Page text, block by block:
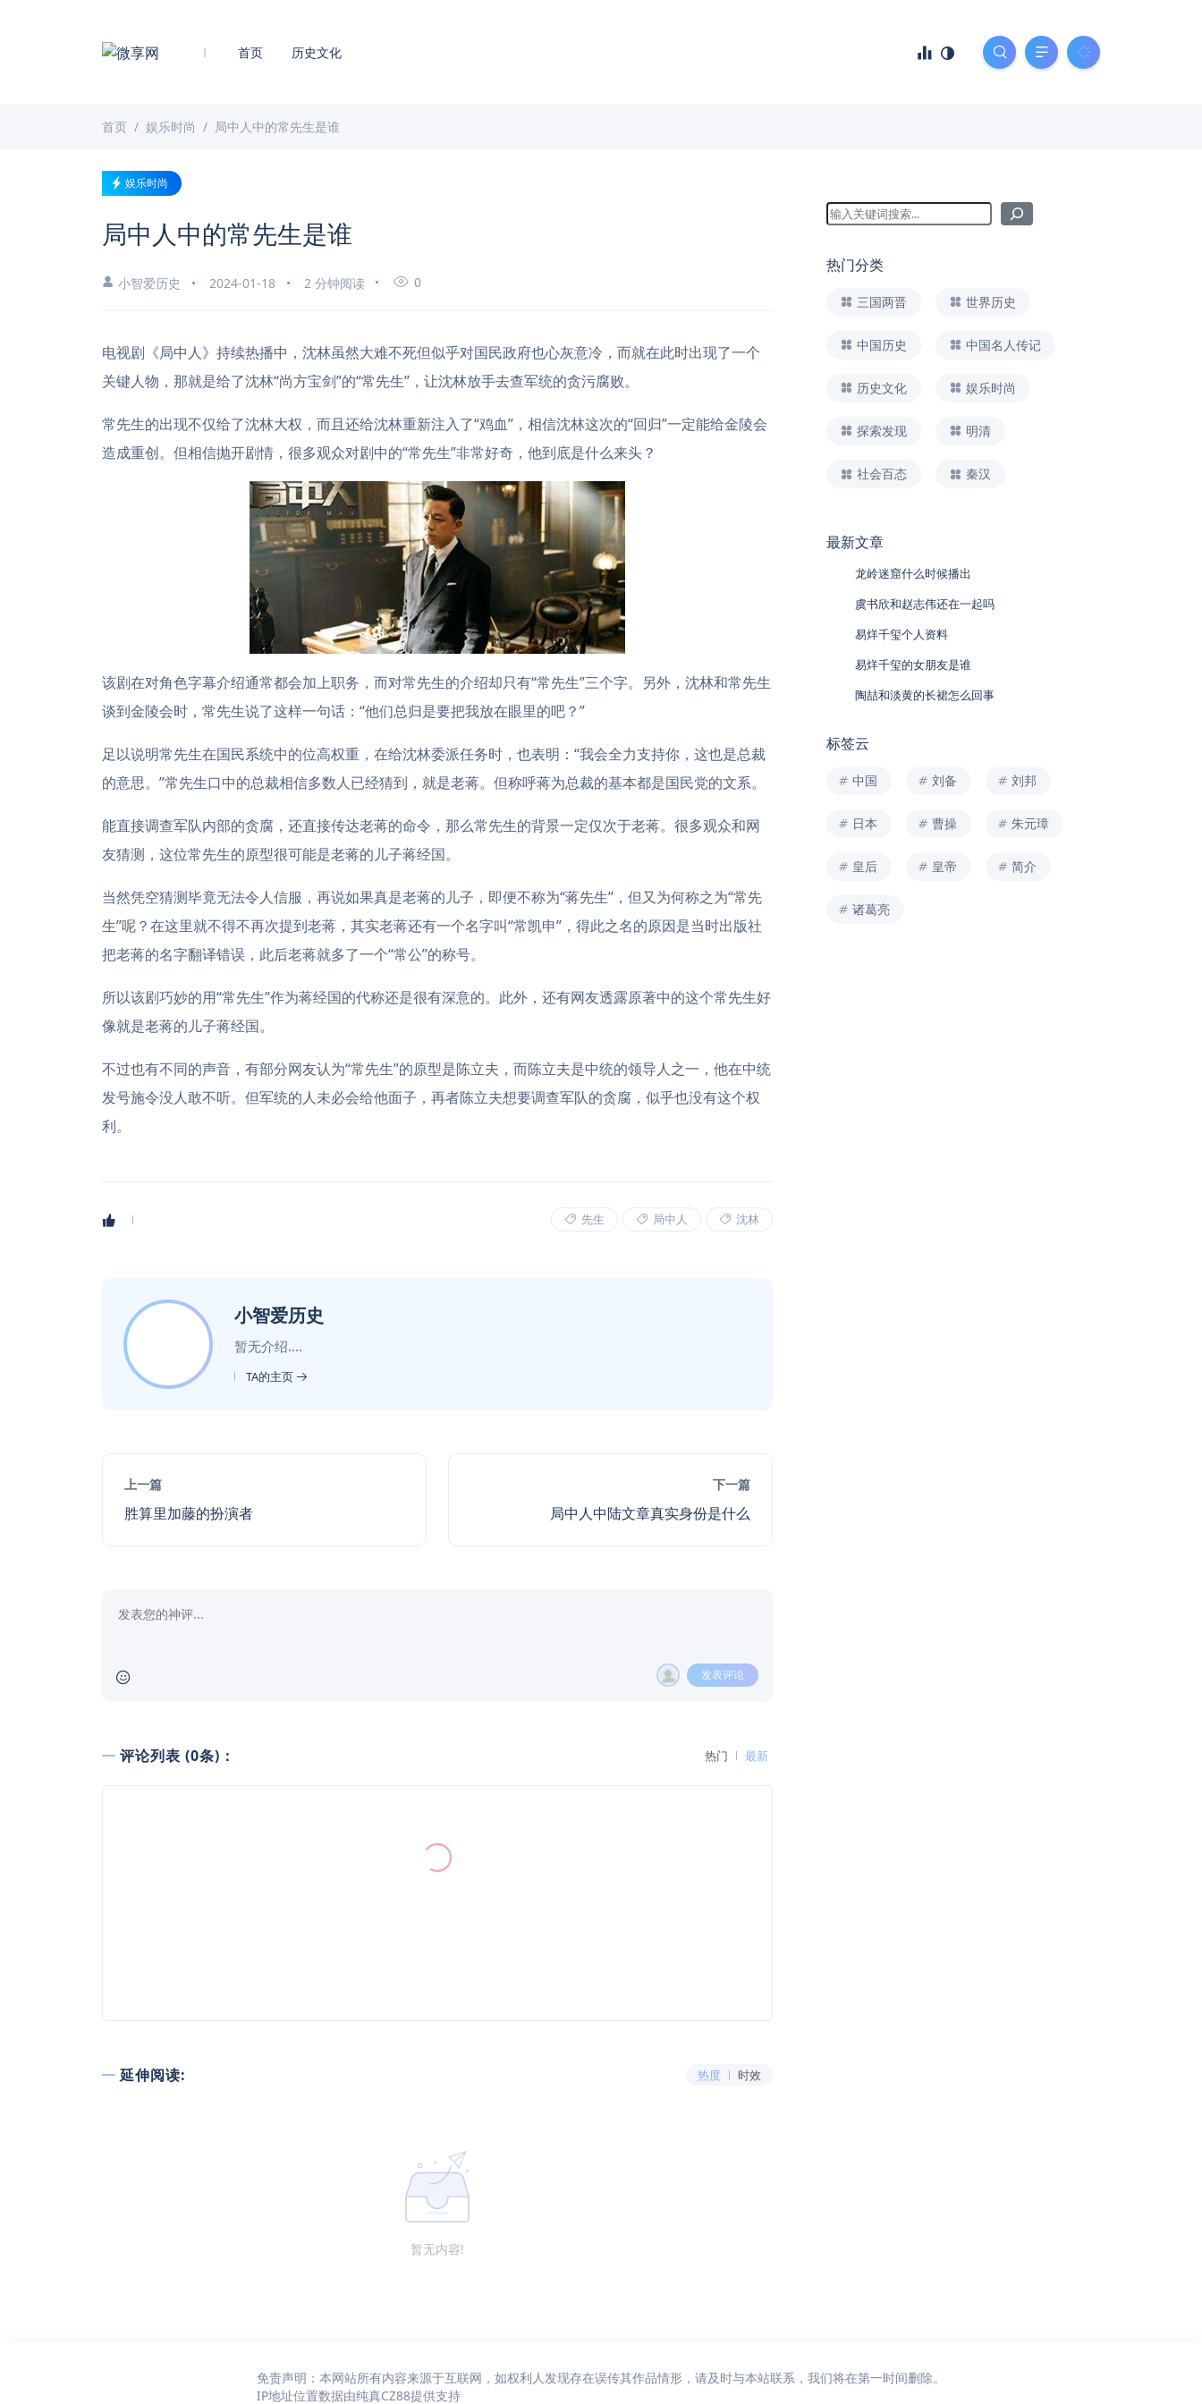
首页 历史文化
首页 娱乐时尚 局中人中的常先生是谁
娱乐时尚
局中人中的常先生是谁
小智爱历史 2024-01-18 2 分钟阅读 0
电视剧《局中人》持续热播中，沈林虽然大难不死但似乎对国民政府也心灰意冷，而就在此时出现了一个
关键人物，那就是给了沈林“尚方宝剑”的“常先生”，让沈林放手去查军统的贪污腐败。
常先生的出现不仅给了沈林大权，而且还给沈林重新注入了“鸡血”，相信沈林这次的“回归”一定能给金陵会
造成重创。但相信抛开剧情，很多观众对剧中的“常先生”非常好奇，他到底是什么来头？
该剧在对角色字幕介绍通常都会加上职务，而对常先生的介绍却只有“常先生”三个字。另外，沈林和常先生
谈到金陵会时，常先生说了这样一句话：“他们总归是要把我放在眼里的吧？”
足以说明常先生在国民系统中的位高权重，在给沈林委派任务时，也表明：“我会全力支持你，这也是总裁
的意思。”常先生口中的总裁相信多数人已经猜到，就是老蒋。但称呼蒋为总裁的基本都是国民党的文系。
能直接调查军队内部的贪腐，还直接传达老蒋的命令，那么常先生的背景一定仅次于老蒋。很多观众和网
友猜测，这位常先生的原型很可能是老蒋的儿子蒋经国。
当然凭空猜测毕竟无法令人信服，再说如果真是老蒋的儿子，即便不称为“蒋先生”，但又为何称之为“常先
生”呢？在这里就不得不再次提到老蒋，其实老蒋还有一个名字叫“常凯申”，得此之名的原因是当时出版社
把老蒋的名字翻译错误，此后老蒋就多了一个“常公”的称号。
所以该剧巧妙的用“常先生”作为蒋经国的代称还是很有深意的。此外，还有网友透露原著中的这个常先生好
像就是老蒋的儿子蒋经国。
不过也有不同的声音，有部分网友认为“常先生”的原型是陈立夫，而陈立夫是中统的领导人之一，他在中统
发号施令没人敢不听。但军统的人未必会给他面子，再者陈立夫想要调查军队的贪腐，似乎也没有这个权
利。
先生 局中人 沈林
小智爱历史
暂无介绍....
TA的主页
上一篇
胜算里加藤的扮演者
下一篇
局中人中陆文章真实身份是什么
发表评论
评论列表 (0条)： 热门 最新
延伸阅读: 热度 时效
暂无内容!
热门分类
三国两晋 世界历史
中国历史 中国名人传记
历史文化 娱乐时尚
探索发现 明清
社会百态 秦汉
最新文章
龙岭迷窟什么时候播出
虞书欣和赵志伟还在一起吗
易烊千玺个人资料
易烊千玺的女朋友是谁
陶喆和淡黄的长裙怎么回事
标签云
中国 刘备 刘邦
日本 曹操 朱元璋
皇后 皇帝 简介
诸葛亮
免责声明：本网站所有内容来源于互联网，如权利人发现存在误传其作品情形，请及时与本站联系，我们将在第一时间删除。
IP地址位置数据由纯真CZ88提供支持